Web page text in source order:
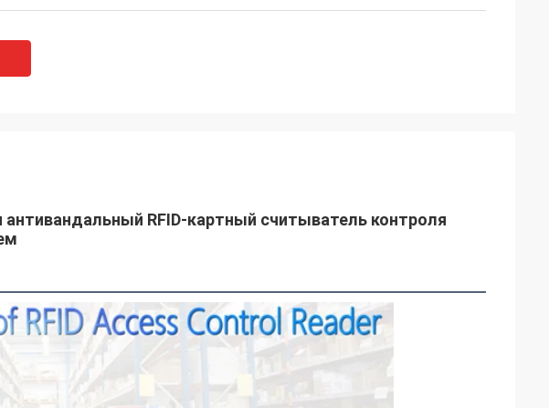
RFID-картный считыватель контроля